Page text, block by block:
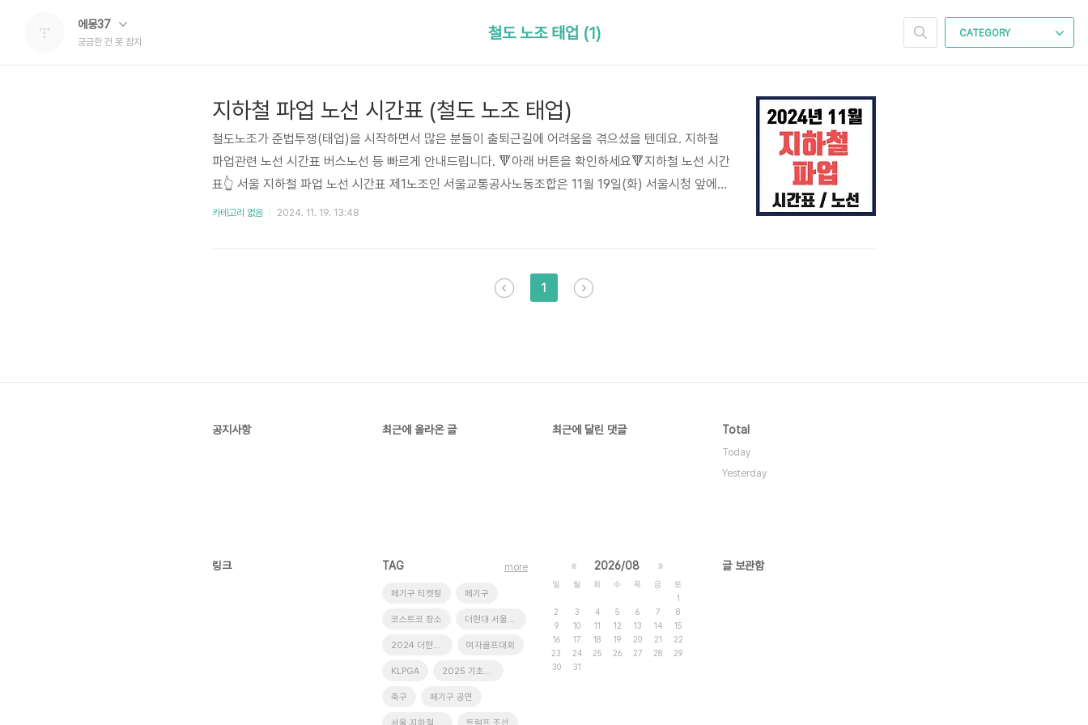
에몽37
궁금한 건 못 참지
CATEGORY
철도 노조 태업 (1)
지하철 파업 노선 시간표 (철도 노조 태업)
철도노조가 준법투쟁(태업)을 시작하면서 많은 분들이 출퇴근길에 어려움을 겪으셨을 텐데요. 지하철
파업관련 노선 시간표 버스노선 등 빠르게 안내드립니다. 🔻아래 버튼을 확인하세요🔻지하철 노선 시간
표👆 서울 지하철 파업 노선 시간표 제1노조인 서울교통공사노동조합은 11월 19일(화) 서울시청 앞에서
기자회견을 열었으며, 서울역 등 주요 1~8호선 지하철 운행 차질로 출퇴근 혼잡이 이어지고 있습니다.
선 (연천광운대구로, 구로인천, 구로신창, 구로~광명) 3호선 (대화~삼송) 4호선 (선바위금..
카테고리 없음 2024. 11. 19. 13:48
1
공지사항 최근에 올라온 글 최근에 달린 댓글 Total
Today
Yesterday
링크 TAG
페기구 티켓팅 페기구
코스트코 장소 더현대 서울빌리지
2024 더현대 서울 크리스마스 빌리 여자골프대회
KLPGA 2025 기초연금
축구 페기구 공연
more « 2026/08 »
일 월 화 수 목 금
토
1
2
3 4 5 6 7
8
9
10 11 12 13 14
15
16
17 18 19 20 21
22
23
24 25 26 27 28
29
30
31
글 보관함